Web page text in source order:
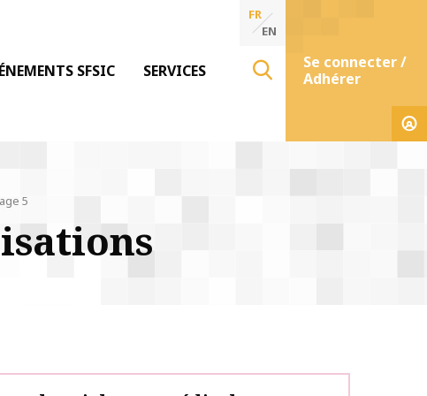
SFSIC SERVICES
FR
EN
Se connecter /
Adhérer
5